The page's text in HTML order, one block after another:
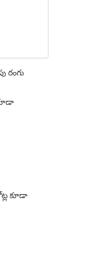
రంగు
కూడా